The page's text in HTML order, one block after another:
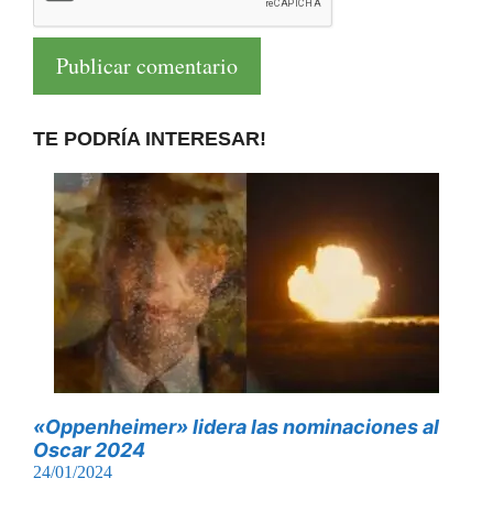
TE PODRÍA INTERESAR!
«Oppenheimer» lidera las nominaciones al
Oscar 2024
24/01/2024